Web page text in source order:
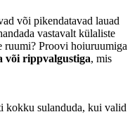
või pikendatavad lauad
vastavalt külaliste
ruumi? Proovi hoiuruumiga
või rippvalgustiga, mis
kokku sulanduda, kui valid